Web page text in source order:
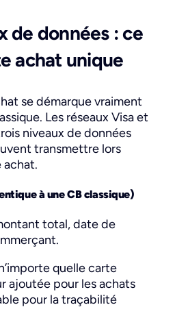
de données : ce
achat unique
se démarque vraiment
Les réseaux Visa et
niveaux de données
transmettre lors
achat.
à une CB classique)
total, date de
quelle carte
ajoutée pour les achats
pour la traçabilité